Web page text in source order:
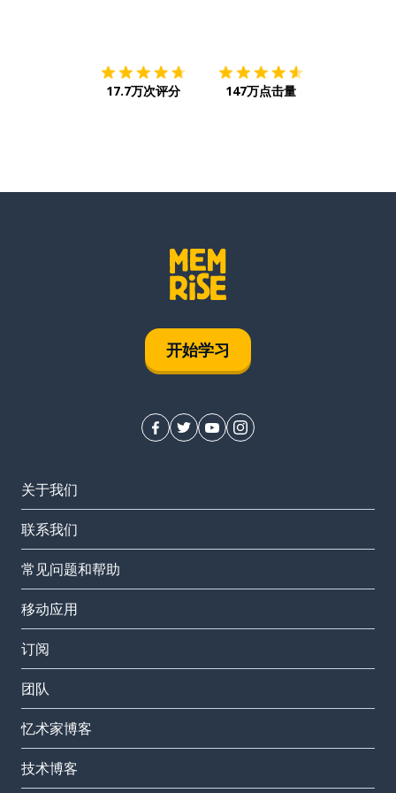
17.7万次评分 147万点击量
开始学习
关于我们
联系我们
常见问题和帮助
移动应用
订阅
团队
忆术家博客
技术博客